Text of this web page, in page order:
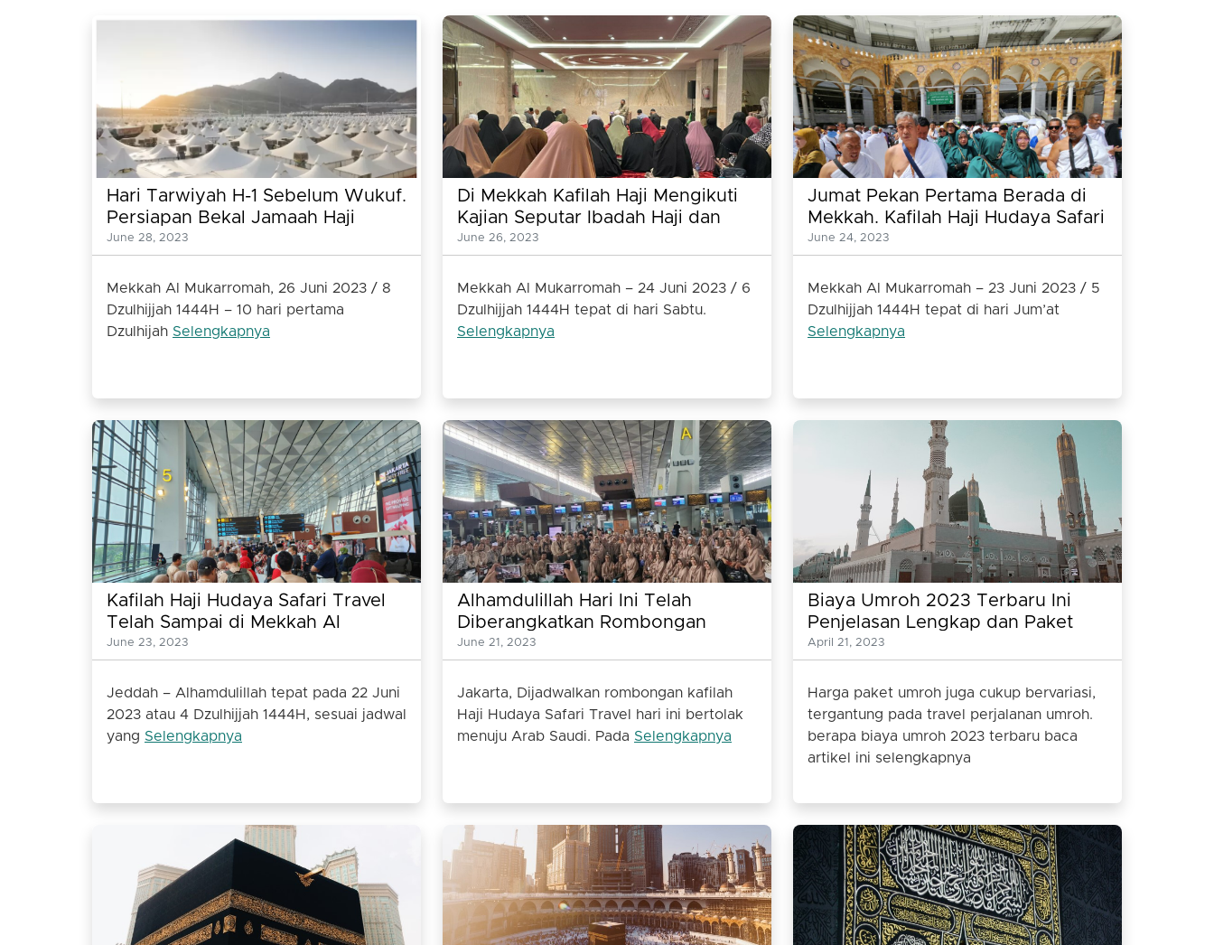
Hari Tarwiyah H-1 Sebelum Wukuf.
Persiapan Bekal Jamaah Haji
Menuju Padang Arafah dan Mina
June 28, 2023
Mekkah Al Mukarromah, 26 Juni 2023 / 8
Dzulhijjah 1444H – 10 hari pertama
Dzulhijah Selengkapnya
Di Mekkah Kafilah Haji Mengikuti
Kajian Seputar Ibadah Haji dan
Belajar Tahsin Al Quran
June 26, 2023
Mekkah Al Mukarromah – 24 Juni 2023 / 6
Dzulhijjah 1444H tepat di hari Sabtu.
Selengkapnya
Jumat Pekan Pertama Berada di
Mekkah. Kafilah Haji Hudaya Safari
Travel Laksanakan Umroh
June 24, 2023
Mekkah Al Mukarromah – 23 Juni 2023 / 5
Dzulhijjah 1444H tepat di hari Jum’at
Selengkapnya
Kafilah Haji Hudaya Safari Travel
Telah Sampai di Mekkah Al
Mukarramah dan Melaksanakan
Umroh
June 23, 2023
Jeddah – Alhamdulillah tepat pada 22 Juni
2023 atau 4 Dzulhijjah 1444H, sesuai jadwal
yang Selengkapnya
Alhamdulillah Hari Ini Telah
Diberangkatkan Rombongan
Kafilah Haji Hudaya Safari Travel
Sebanyak 102 Jamaah
June 21, 2023
Jakarta, Dijadwalkan rombongan kafilah
Haji Hudaya Safari Travel hari ini bertolak
menuju Arab Saudi. Pada Selengkapnya
Biaya Umroh 2023 Terbaru Ini
Penjelasan Lengkap dan Paket
Umrohnya
April 21, 2023
Harga paket umroh juga cukup bervariasi,
tergantung pada travel perjalanan umroh.
berapa biaya umroh 2023 terbaru baca
artikel ini selengkapnya